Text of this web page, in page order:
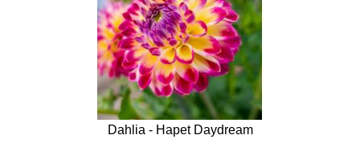
Dahlia - Hapet Daydream